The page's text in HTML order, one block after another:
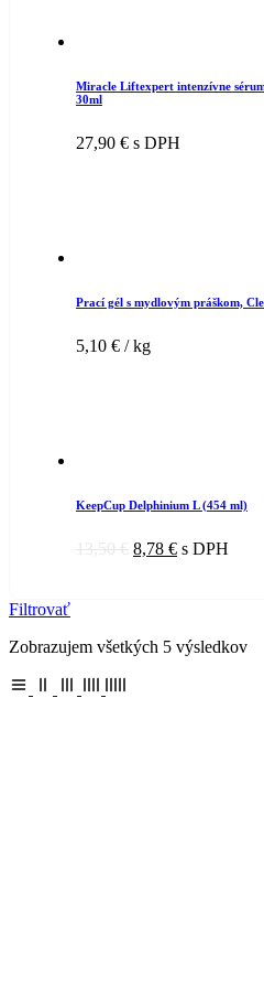
Miracle Liftexpert intenzívne
30ml
27,90 € s DPH
Prací gél s mydlovým práškom,
5,10 € / kg
KeepCup Delphinium L (454 ml)
8,78 € s DPH
Filtrovať
Zobrazujem všetkých 5 výsledkov